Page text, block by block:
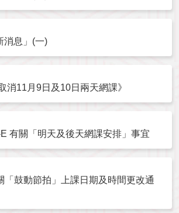
消息」(一)
消11月9日及10日兩天網課》
有關「明天及後天網課安排」事宜
「鼓動節拍」上課日期及時間更改通